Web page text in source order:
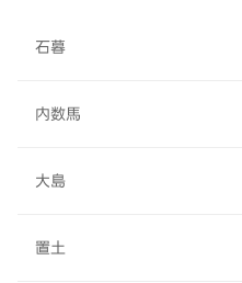
石暮
内数馬
大島
置土